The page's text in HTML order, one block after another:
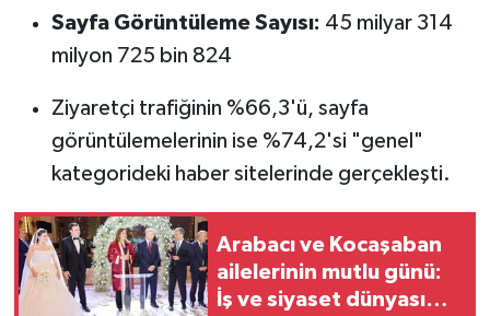
Sayfa Görüntüleme Sayısı: 45 milyar 314
milyon 725 bin 824
Ziyaretçi trafiğinin %66,3'ü, sayfa
görüntülemelerinin ise %74,2'si "genel"
kategorideki haber sitelerinde gerçekleşti.
Arabacı ve Kocaşaban
ailelerinin mutlu günü:
İş ve siyaset dünyası